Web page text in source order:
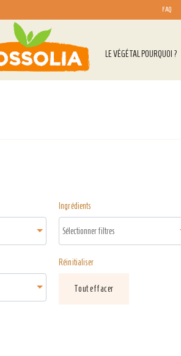
FAQ
LE VÉGÉTAL POURQUOI ?
Ingrédients
Réinitialiser
Tout effacer